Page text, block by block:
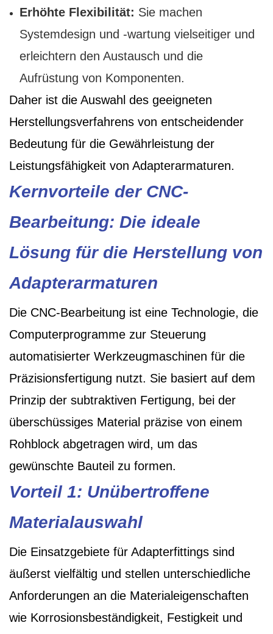
Erhöhte Flexibilität: Sie machen
Systemdesign und -wartung vielseitiger und
erleichtern den Austausch und die
Aufrüstung von Komponenten.
Daher ist die Auswahl des geeigneten
Herstellungsverfahrens von entscheidender
Bedeutung für die Gewährleistung der
Leistungsfähigkeit von Adapterarmaturen.
Kernvorteile der CNC-
Bearbeitung: Die ideale
Lösung für die Herstellung von
Adapterarmaturen
Die CNC-Bearbeitung ist eine Technologie, die
Computerprogramme zur Steuerung
automatisierter Werkzeugmaschinen für die
Präzisionsfertigung nutzt. Sie basiert auf dem
Prinzip der subtraktiven Fertigung, bei der
überschüssiges Material präzise von einem
Rohblock abgetragen wird, um das
gewünschte Bauteil zu formen.
Vorteil 1: Unübertroffene
Materialauswahl
Die Einsatzgebiete für Adapterfittings sind
äußerst vielfältig und stellen unterschiedliche
Anforderungen an die Materialeigenschaften
wie Korrosionsbeständigkeit, Festigkeit und